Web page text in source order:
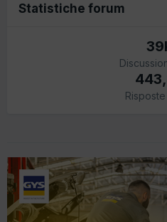
Statistiche forum